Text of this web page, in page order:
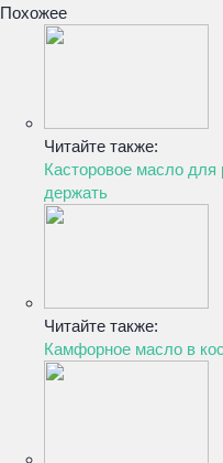
Похожее
Читайте также:
Касторовое масло для
держать
Читайте также:
Камфорное масло в